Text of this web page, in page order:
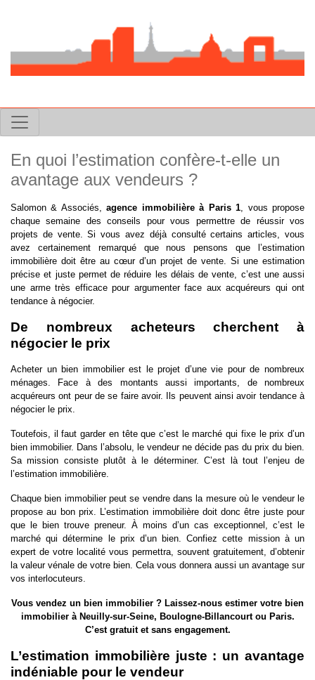
En quoi l’estimation confère-t-elle un
avantage aux vendeurs ?
Salomon & Associés,agence immobilière à Paris 1, vous propose
chaque semaine des conseils pour vous permettre de réussir vos
projets de vente. Si vous avez déjà consulté certains articles, vous
avez certainement remarqué que nous pensons que l’estimation
immobilière doit être au cœur d’un projet de vente. Si une estimation
précise et juste permet de réduire les délais de vente, c’est une aussi
une arme très efficace pour argumenter face aux acquéreurs qui ont
tendance à négocier.
De nombreux acheteurs cherchent à
négocier le prix
Acheter un bien immobilier est le projet d’une vie pour de nombreux
ménages. Face à des montants aussi importants, de nombreux
acquéreurs ont peur de se faire avoir. Ils peuvent ainsi avoir tendance à
négocier le prix.
Toutefois, il faut garder en tête que c’est le marché qui fixe le prix d’un
bien immobilier. Dans l’absolu, le vendeur ne décide pas du prix du bien.
Sa mission consiste plutôt à le déterminer. C’est là tout l’enjeu de
l’estimation immobilière.
Chaque bien immobilier peut se vendre dans la mesure où le vendeur le
propose au bon prix. L’estimation immobilière doit donc être juste pour
que le bien trouve preneur. À moins d’un cas exceptionnel, c’est le
marché qui détermine le prix d’un bien. Confiez cette mission à un
expert de votre localité vous permettra, souvent gratuitement, d’obtenir
la valeur vénale de votre bien. Cela vous donnera aussi un avantage sur
vos interlocuteurs.
Vous vendez un bien immobilier ? Laissez-nous estimer votre bien
immobilier à Neuilly-sur-Seine, Boulogne-Billancourt ou Paris.
C’est gratuit et sans engagement.
L’estimation immobilière juste : un avantage
indéniable pour le vendeur